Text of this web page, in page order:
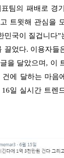
팀의 패배로 경
트윗해 관심을
민국이 질겁니다
끌었다. 이용자들
을 달았으며, 이
에 달하는 마음
일 실시간 트렌